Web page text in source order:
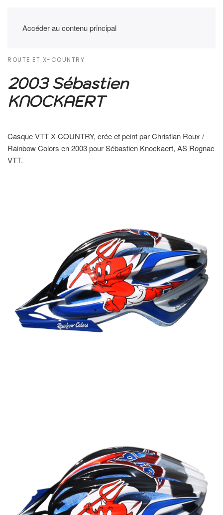
Accéder au contenu principal
ROUTE ET X-COUNTRY
2003 Sébastien
KNOCKAERT
Casque VTT X-COUNTRY, crée et peint par Christian Roux /
Rainbow Colors en 2003 pour Sébastien Knockaert, AS Rognac
VTT.